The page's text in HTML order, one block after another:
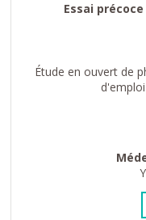
Essai
Étude en ouvert de